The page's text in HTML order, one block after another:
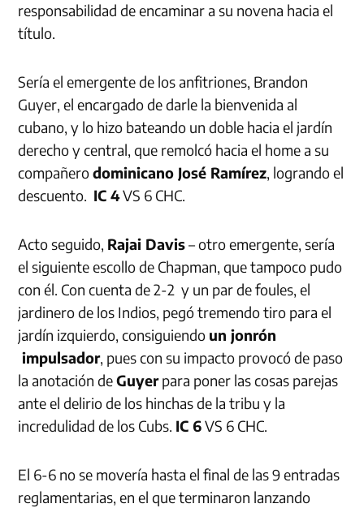
responsabilidad de encaminar a su novena hacia el
título.
Sería el emergente de los anfitriones, Brandon
Guyer, el encargado de darle la bienvenida al
cubano, y lo hizo bateando un doble hacia el jardín
derecho y central, que remolcó hacia el home a su
compañerodominicano José Ramírez, logrando el
descuento. IC 4VS 6 CHC.
Acto seguido, Rajai Davis– otro emergente, sería
el siguiente escollo de Chapman, que tampoco pudo
con él. Con cuenta de 2-2 y un par de foules, el
jardinero de los Indios, pegó tremendo tiro para el
jardín izquierdo, consiguiendo un jonrón
impulsador, pues con su impacto provocó de paso
la anotación deGuyerpara poner las cosas parejas
ante el delirio de los hinchas de la tribu y la
incredulidad de los Cubs. IC 6VS 6 CHC.
El 6-6 no se movería hasta el final de las 9 entradas
reglamentarias, en el que terminaron lanzando